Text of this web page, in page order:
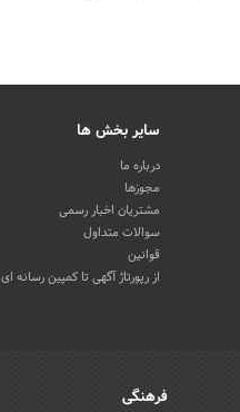
سایر بخش ها
درباره ما
مجوزها
مشتریان اخبار رسمی
سوالات متداول
قوانین
از رپورتاژ آگهی تا کمپین رسانه ای
فرهنگی